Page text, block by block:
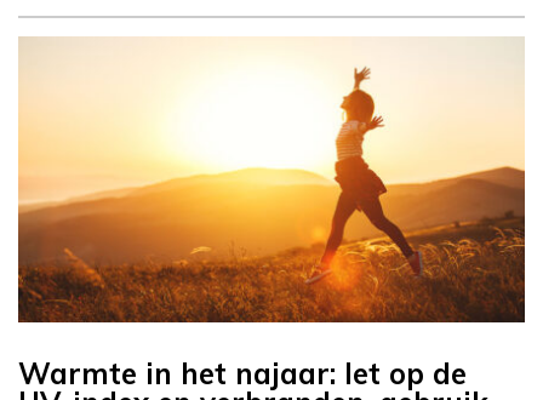
Warmte in het najaar: let op de